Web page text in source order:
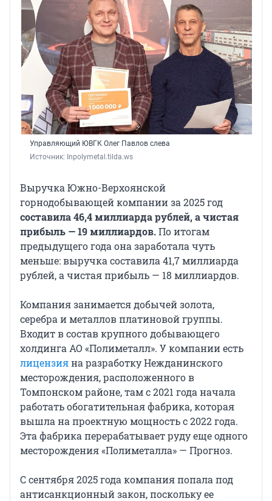
Управляющий ЮВГК Олег Павлов слева
Источник: Inpolymetal.tilda.ws
Выручка Южно-Верхоянской
горнодобывающей компании за 2025 год
составила 46,4 миллиарда рублей, а чистая
прибыль — 19 миллиардов.По итогам
предыдущего года она заработала чуть
меньше: выручка составила 41,7 миллиарда
рублей, а чистая прибыль — 18 миллиардов.
Компания занимается добычей золота,
серебра и металлов платиновой группы.
Входит в состав крупного добывающего
холдинга АО «Полиметалл». У компании есть
лицензияна разработку Нежданинского
месторождения, расположенного в
Томпонском районе, там с 2021 года начала
работать обогатительная фабрика, которая
вышла на проектную мощность с 2022 года.
Эта фабрика перерабатывает руду еще одного
месторождения «Полиметалла» — Прогноз.
С сентября 2025 года компания попала под
антисанкционный закон, поскольку ее